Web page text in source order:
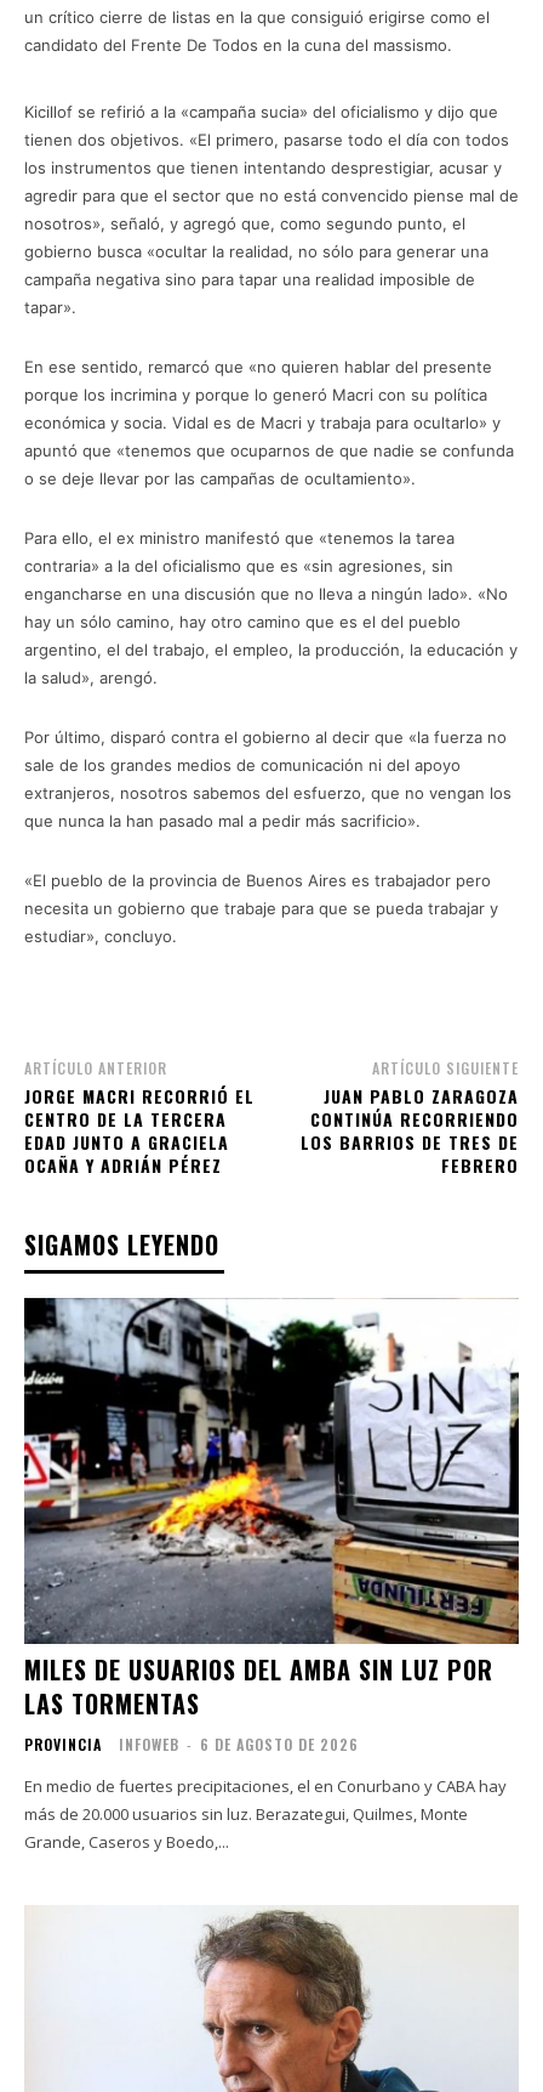
un crítico cierre de listas en la que consiguió erigirse como el
candidato del Frente De Todos en la cuna del massismo.
Kicillof se refirió a la «campaña sucia» del oficialismo y dijo que
tienen dos objetivos. «El primero, pasarse todo el día con todos
los instrumentos que tienen intentando desprestigiar, acusar y
agredir para que el sector que no está convencido piense mal de
nosotros», señaló, y agregó que, como segundo punto, el
gobierno busca «ocultar la realidad, no sólo para generar una
campaña negativa sino para tapar una realidad imposible de
tapar».
En ese sentido, remarcó que «no quieren hablar del presente
porque los incrimina y porque lo generó Macri con su política
económica y socia. Vidal es de Macri y trabaja para ocultarlo» y
apuntó que «tenemos que ocuparnos de que nadie se confunda
o se deje llevar por las campañas de ocultamiento».
Para ello, el ex ministro manifestó que «tenemos la tarea
contraria» a la del oficialismo que es «sin agresiones, sin
engancharse en una discusión que no lleva a ningún lado». «No
hay un sólo camino, hay otro camino que es el del pueblo
argentino, el del trabajo, el empleo, la producción, la educación y
la salud», arengó.
Por último, disparó contra el gobierno al decir que «la fuerza no
sale de los grandes medios de comunicación ni del apoyo
extranjeros, nosotros sabemos del esfuerzo, que no vengan los
que nunca la han pasado mal a pedir más sacrificio».
«El pueblo de la provincia de Buenos Aires es trabajador pero
necesita un gobierno que trabaje para que se pueda trabajar y
estudiar», concluyo.
ARTÍCULO ANTERIOR
JORGE MACRI RECORRIÓ EL
CENTRO DE LA TERCERA
EDAD JUNTO A GRACIELA
OCAÑA Y ADRIÁN PÉREZ
ARTÍCULO SIGUIENTE
JUAN PABLO ZARAGOZA
CONTINÚA RECORRIENDO
LOS BARRIOS DE TRES DE
FEBRERO
SIGAMOS LEYENDO
MILES DE USUARIOS DEL AMBA SIN LUZ POR
LAS TORMENTAS
PROVINCIA INFOWEB - 6 DE AGOSTO DE 2026
En medio de fuertes precipitaciones, el en Conurbano y CABA hay
más de 20.000 usuarios sin luz. Berazategui, Quilmes, Monte
Grande, Caseros y Boedo,...